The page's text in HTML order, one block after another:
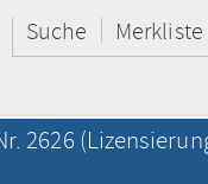
Suche Merkliste
2626